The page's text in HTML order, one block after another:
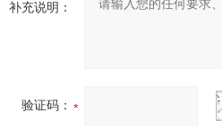
补充说明：
验证码：